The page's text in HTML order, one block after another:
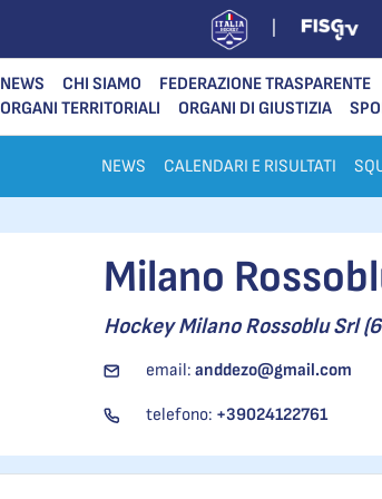
NEWS CHI SIAMO FEDERAZIONE TRASPARENTE
ORGANI TERRITORIALI
ORGANI DI GIUSTIZIA
NEWS CALENDARI E RISULTATI
Milano
Hockey Milano Rossoblu Srl
email: anddezo@gmail.com
telefono: +39024122761